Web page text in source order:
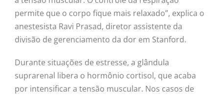
permite que o corpo fique mais relaxado”, explica o
anestesista Ravi Prasad, diretor assistente da
divisão de gerenciamento da dor em Stanford.
Durante situações de estresse, a glândula
suprarenal libera o hormônio cortisol, que acaba
por intensificar a tensão muscular. Nos casos de